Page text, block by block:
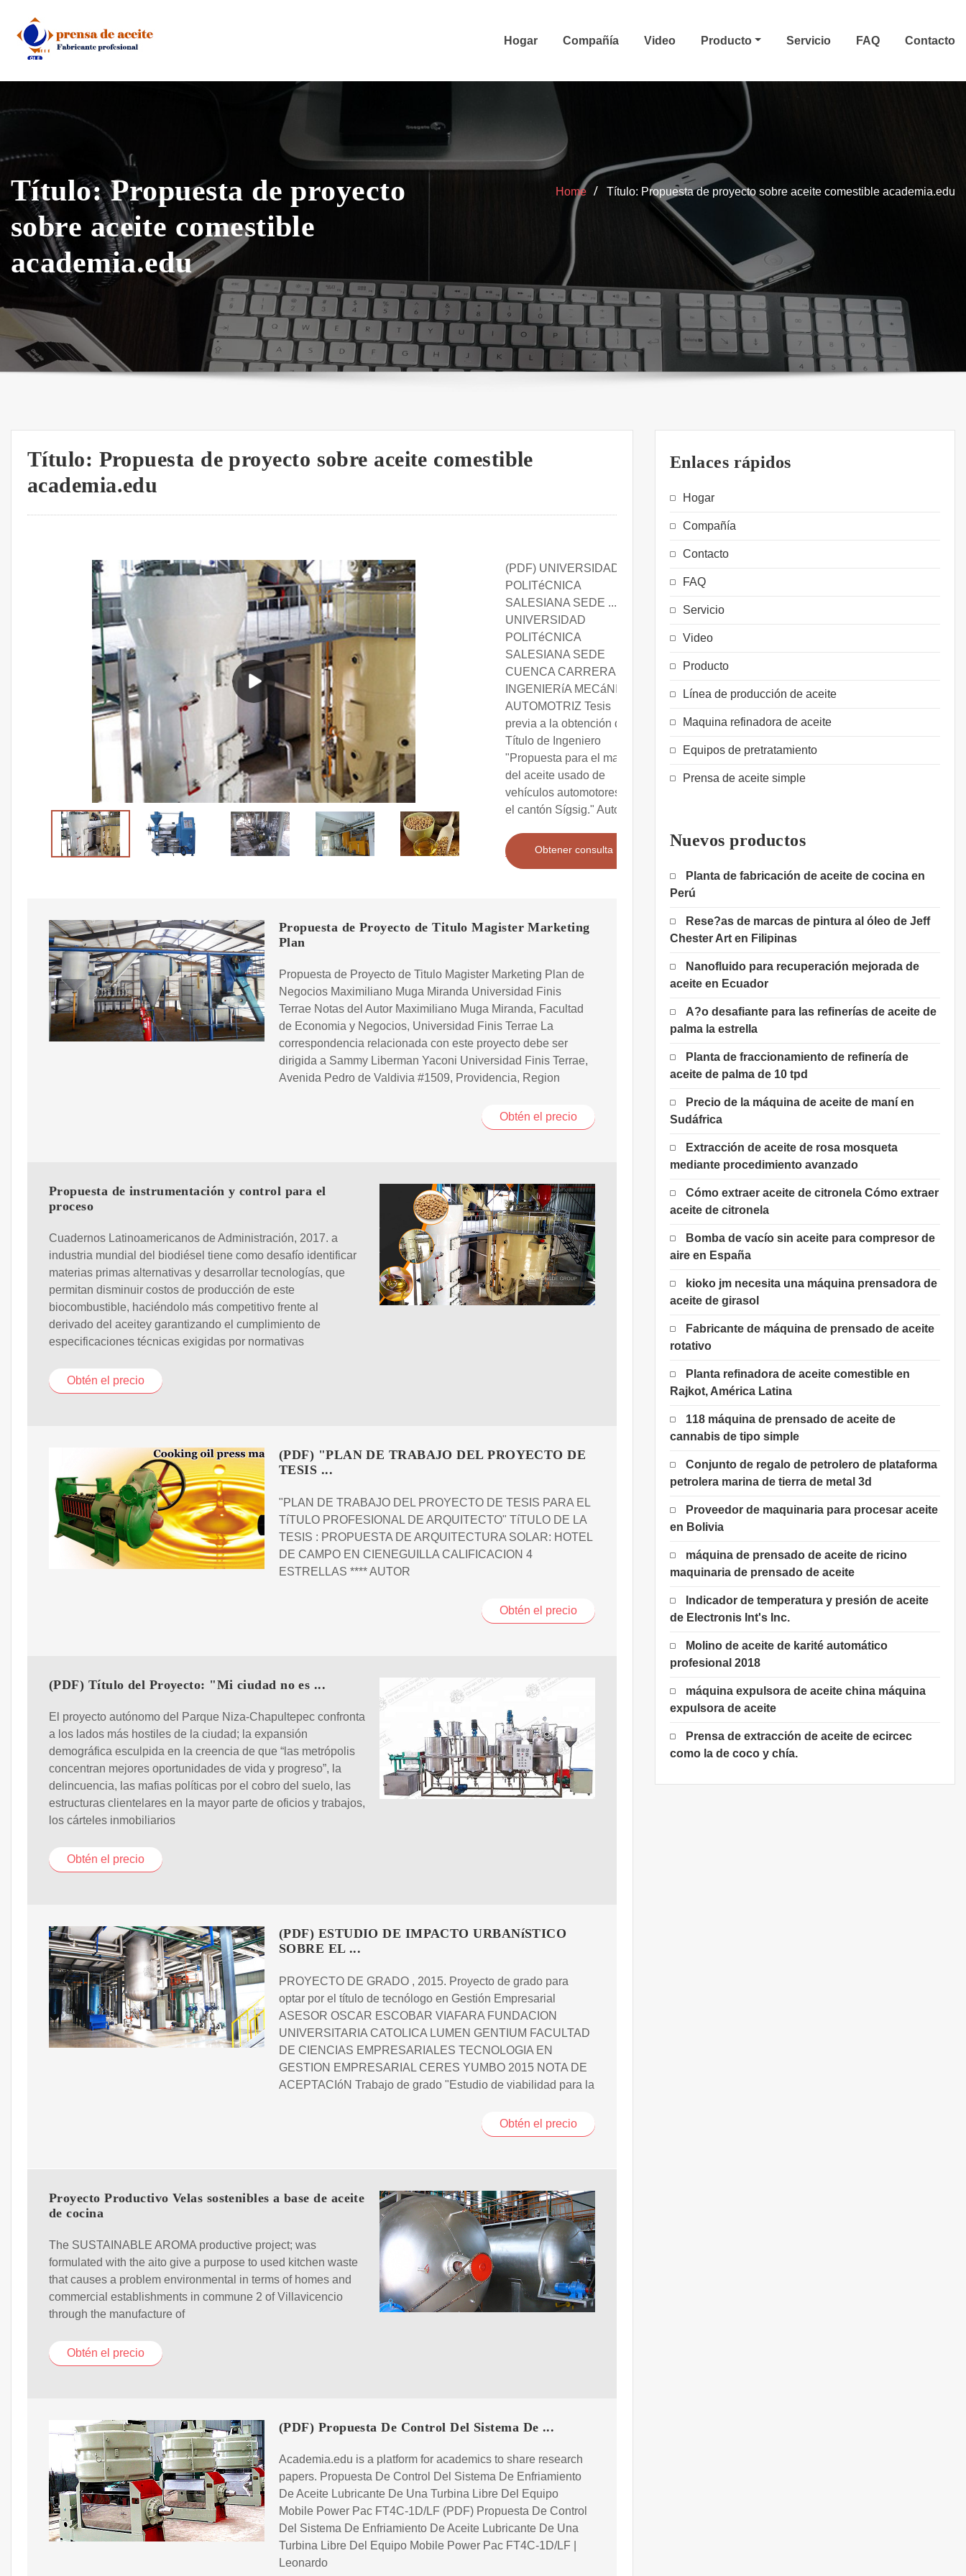
content
Hogar Compañía Video Producto Servicio FAQ Contacto
Título: Propuesta de proyecto
sobre aceite comestible
academia.edu
Home Título: Propuesta de proyecto sobre aceite comestible academia.edu
Título: Propuesta de proyecto sobre aceite comestible
academia.edu
(PDF) UNIVERSIDAD
POLITéCNICA
SALESIANA SEDE ....
UNIVERSIDAD
POLITéCNICA
SALESIANA SEDE
CUENCA CARRERA DE
INGENIERíA MECáNICA
AUTOMOTRIZ Tesis
previa a la obtención del
Título de Ingeniero
"Propuesta para el manejo
del aceite usado de
vehículos automotores en
el cantón Sígsig." Autor
Obtener consulta
Propuesta de Proyecto de Titulo Magister Marketing
Plan
Propuesta de Proyecto de Titulo Magister Marketing Plan de
Negocios Maximiliano Muga Miranda Universidad Finis
Terrae Notas del Autor Maximiliano Muga Miranda, Facultad
de Economia y Negocios, Universidad Finis Terrae La
correspondencia relacionada con este proyecto debe ser
dirigida a Sammy Liberman Yaconi Universidad Finis Terrae,
Avenida Pedro de Valdivia #1509, Providencia, Region
Obtén el precio
Propuesta de instrumentación y control para el
proceso
Cuadernos Latinoamericanos de Administración, 2017. a
industria mundial del biodiésel tiene como desafío identificar
materias primas alternativas y desarrollar tecnologías, que
permitan disminuir costos de producción de este
biocombustible, haciéndolo más competitivo frente al
derivado del aceitey garantizando el cumplimiento de
especificaciones técnicas exigidas por normativas
Obtén el precio
(PDF) "PLAN DE TRABAJO DEL PROYECTO DE
TESIS ...
"PLAN DE TRABAJO DEL PROYECTO DE TESIS PARA EL
TíTULO PROFESIONAL DE ARQUITECTO" TíTULO DE LA
TESIS : PROPUESTA DE ARQUITECTURA SOLAR: HOTEL
DE CAMPO EN CIENEGUILLA CALIFICACION 4
ESTRELLAS **** AUTOR
Obtén el precio
(PDF) Título del Proyecto: "Mi ciudad no es ...
El proyecto autónomo del Parque Niza-Chapultepec confronta
a los lados más hostiles de la ciudad; la expansión
demográfica esculpida en la creencia de que “las metrópolis
concentran mejores oportunidades de vida y progreso”, la
delincuencia, las mafias políticas por el cobro del suelo, las
estructuras clientelares en la mayor parte de oficios y trabajos,
los cárteles inmobiliarios
Obtén el precio
(PDF) ESTUDIO DE IMPACTO URBANíSTICO
SOBRE EL ...
PROYECTO DE GRADO , 2015. Proyecto de grado para
optar por el título de tecnólogo en Gestión Empresarial
ASESOR OSCAR ESCOBAR VIAFARA FUNDACION
UNIVERSITARIA CATOLICA LUMEN GENTIUM FACULTAD
DE CIENCIAS EMPRESARIALES TECNOLOGIA EN
GESTION EMPRESARIAL CERES YUMBO 2015 NOTA DE
ACEPTACIóN Trabajo de grado "Estudio de viabilidad para la
Obtén el precio
Proyecto Productivo Velas sostenibles a base de aceite
de cocina
The SUSTAINABLE AROMA productive project; was
formulated with the aito give a purpose to used kitchen waste
that causes a problem environmental in terms of homes and
commercial establishments in commune 2 of Villavicencio
through the manufacture of
Obtén el precio
(PDF) Propuesta De Control Del Sistema De ...
Academia.edu is a platform for academics to share research
papers. Propuesta De Control Del Sistema De Enfriamiento
De Aceite Lubricante De Una Turbina Libre Del Equipo
Mobile Power Pac FT4C-1D/LF (PDF) Propuesta De Control
Del Sistema De Enfriamiento De Aceite Lubricante De Una
Turbina Libre Del Equipo Mobile Power Pac FT4C-1D/LF |
Leonardo
Enlaces rápidos
Hogar
Compañía
Contacto
FAQ
Servicio
Video
Producto
Línea de producción de aceite
Maquina refinadora de aceite
Equipos de pretratamiento
Prensa de aceite simple
Nuevos productos
Planta de fabricación de aceite de cocina en
Perú
Rese?as de marcas de pintura al óleo de Jeff
Chester Art en Filipinas
Nanofluido para recuperación mejorada de
aceite en Ecuador
A?o desafiante para las refinerías de aceite de
palma la estrella
Planta de fraccionamiento de refinería de
aceite de palma de 10 tpd
Precio de la máquina de aceite de maní en
Sudáfrica
Extracción de aceite de rosa mosqueta
mediante procedimiento avanzado
Cómo extraer aceite de citronela Cómo extraer
aceite de citronela
Bomba de vacío sin aceite para compresor de
aire en España
kioko jm necesita una máquina prensadora de
aceite de girasol
Fabricante de máquina de prensado de aceite
rotativo
Planta refinadora de aceite comestible en
Rajkot, América Latina
118 máquina de prensado de aceite de
cannabis de tipo simple
Conjunto de regalo de petrolero de plataforma
petrolera marina de tierra de metal 3d
Proveedor de maquinaria para procesar aceite
en Bolivia
máquina de prensado de aceite de ricino
maquinaria de prensado de aceite
Indicador de temperatura y presión de aceite
de Electronis Int's Inc.
Molino de aceite de karité automático
profesional 2018
máquina expulsora de aceite china máquina
expulsora de aceite
Prensa de extracción de aceite de ecircec
como la de coco y chía.